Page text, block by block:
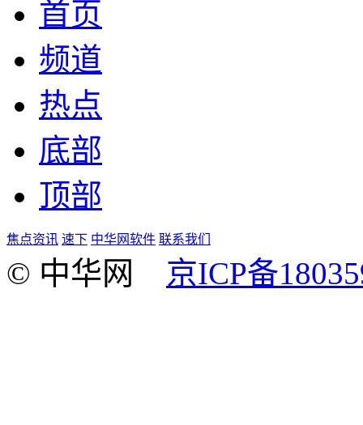
首页
频道
热点
底部
顶部
焦点资讯 速下 中华网软件 联系我们
© 中华网 京ICP备